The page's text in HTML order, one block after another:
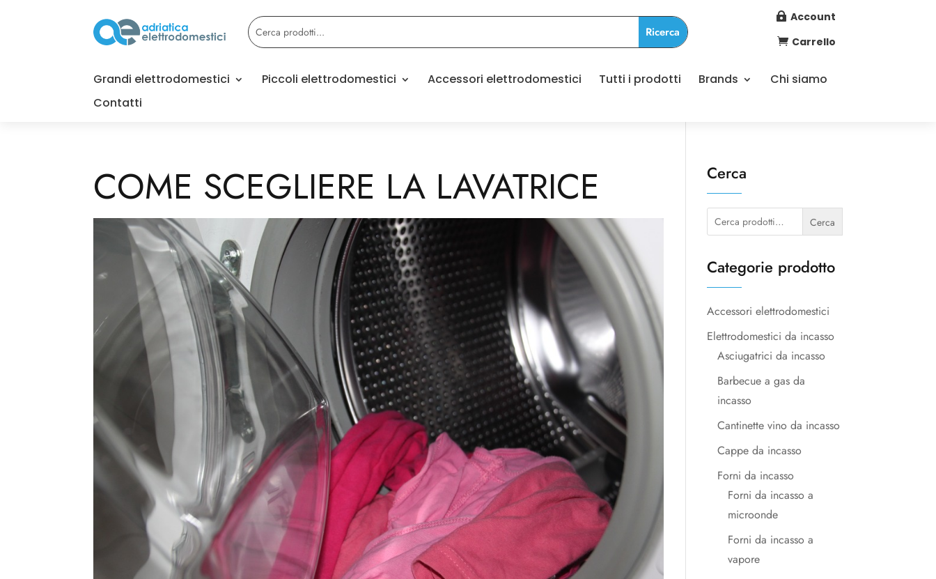
 Account
 Carrello
Grandi elettrodomestici Piccoli elettrodomestici Accessori elettrodomestici Tutti i prodotti Brands
Chi siamo
Contatti
COME SCEGLIERE LA LAVATRICE Cerca
Cerca: Cerca
Categorie prodotto
Accessori elettrodomestici
Elettrodomestici da incasso
Asciugatrici da incasso
Barbecue a gas da
incasso
Cantinette vino da incasso
Cappe da incasso
Forni da incasso
Forni da incasso a
microonde
Forni da incasso a
vapore